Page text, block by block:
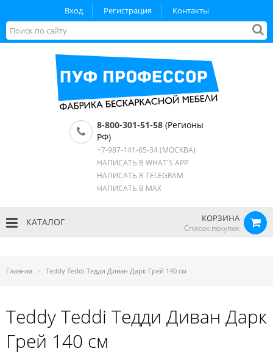
Вход Регистрация Контакты
8-800-301-51-58 (Регионы
РФ)
+7-987-141-65-34(МОСКВА)
НАПИСАТЬ В WHAT'S APP
НАПИСАТЬ В TELEGRAM
НАПИСАТЬ В MAX
КОРЗИНА
Список покупок
КАТАЛОГ
Главная Teddy Teddi Тедди Диван Дарк Грей 140 см
Teddy Teddi Тедди Диван Дарк
Грей 140 см